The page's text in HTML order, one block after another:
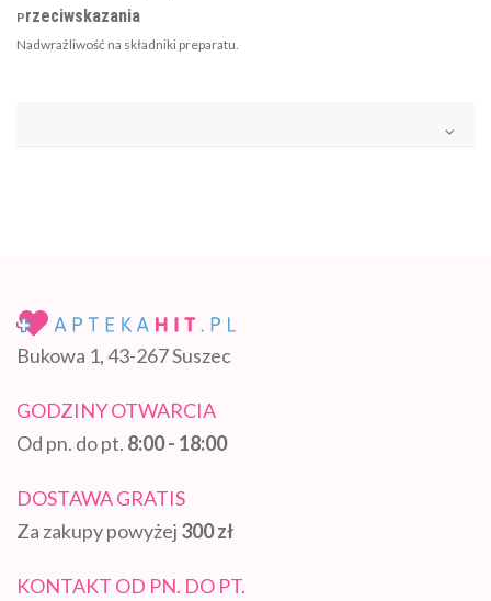
Przeciwskazania
Nadwrażliwość na składniki preparatu.
Bukowa 1, 43-267 Suszec
GODZINY OTWARCIA
Od pn. do pt. 8:00 - 18:00
DOSTAWA GRATIS
Za zakupy powyżej 300 zł
KONTAKT OD PN. DO PT.